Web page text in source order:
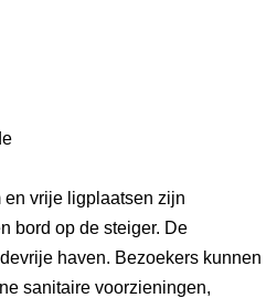
en vrije ligplaatsen zijn
bord op de steiger. De
haven. Bezoekers kunnen
sanitaire voorzieningen,